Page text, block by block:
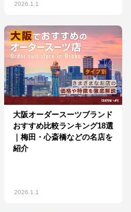
2026.1.1
大阪オーダースーツブランド
おすすめ比較ランキング18選
｜梅田・心斎橋などの名店を
紹介
2026.1.1